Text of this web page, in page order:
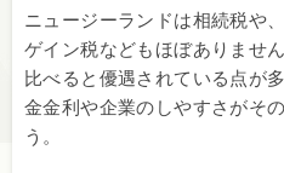
ニュージーランドは相続税や
ゲイン税などもほぼありませ
比べると優遇されている点が
金金利や企業のしやすさがそ
う。